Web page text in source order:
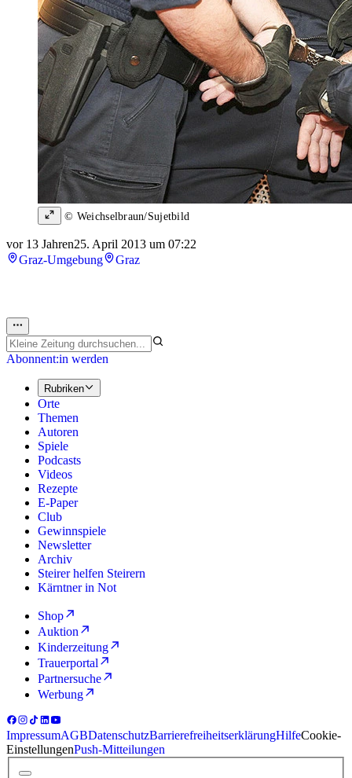
© Weichselbraun/Sujetbild
vor 13 Jahren25. April 2013 um 07:22
Graz-Umgebung
Graz
Abonnent:in werden
Rubriken
Orte
Themen
Autoren
Spiele
Podcasts
Videos
Rezepte
E-Paper
Club
Gewinnspiele
Newsletter
Archiv
Steirer helfen Steirern
Kärntner in Not
Shop
Auktion
Kinderzeitung
Trauerportal
Partnersuche
Werbung
ImpressumAGBDatenschutzBarrierefreiheitserklärungHilfeCookie-
EinstellungenPush-Mitteilungen